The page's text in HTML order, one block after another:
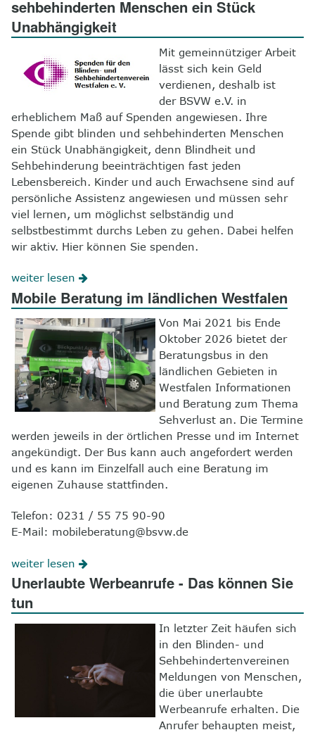
sehbehinderten Menschen ein Stück
Unabhängigkeit
Mit gemeinnütziger Arbeit
lässt sich kein Geld
verdienen, deshalb ist
der BSVW e.V. in
erheblichem Maß auf Spenden angewiesen. Ihre
Spende gibt blinden und sehbehinderten Menschen
ein Stück Unabhängigkeit, denn Blindheit und
Sehbehinderung beeinträchtigen fast jeden
Lebensbereich. Kinder und auch Erwachsene sind auf
persönliche Assistenz angewiesen und müssen sehr
viel lernen, um möglichst selbständig und
selbstbestimmt durchs Leben zu gehen. Dabei helfen
wir aktiv. Hier können Sie spenden.
weiter lesen
Mobile Beratung im ländlichen Westfalen
Von Mai 2021 bis Ende
Oktober 2026 bietet der
Beratungsbus in den
ländlichen Gebieten in
Westfalen Informationen
und Beratung zum Thema
Sehverlust an. Die Termine
werden jeweils in der örtlichen Presse und im Internet
angekündigt. Der Bus kann auch angefordert werden
und es kann im Einzelfall auch eine Beratung im
eigenen Zuhause stattfinden.
Telefon: 0231 / 55 75 90-90
E-Mail: mobileberatung@bsvw.de
weiter lesen
Unerlaubte Werbeanrufe - Das können Sie
tun
In letzter Zeit häufen sich
in den Blinden- und
Sehbehindertenvereinen
Meldungen von Menschen,
die über unerlaubte
Werbeanrufe erhalten. Die
Anrufer behaupten meist,